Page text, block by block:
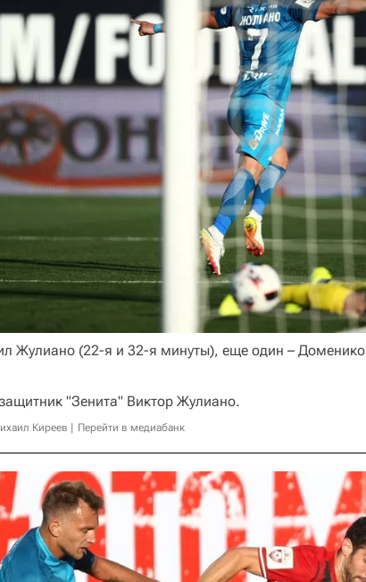
Жулиано (22-я и 32-я минуты), еще один – Доменико
"Зенита" Виктор Жулиано.
Киреев Перейти в медиабанк